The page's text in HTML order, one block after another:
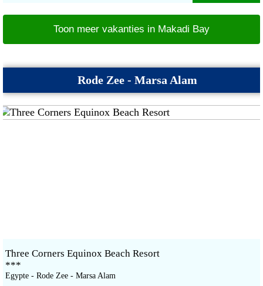
Toon meer vakanties in Makadi Bay
Rode Zee - Marsa Alam
Three Corners Equinox Beach Resort
***
Egypte - Rode Zee - Marsa Alam